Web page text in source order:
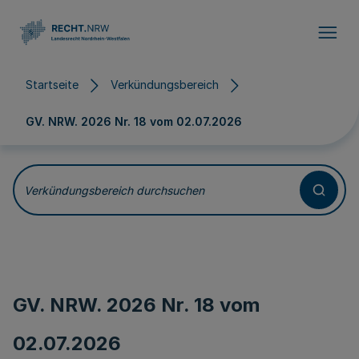
Startseite Verkündungsbereich
GV. NRW. 2026 Nr. 18 vom 02.07.2026
Verkündungsbereich durchsuchen
GV. NRW. 2026 Nr. 18 vom
02.07.2026